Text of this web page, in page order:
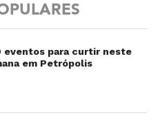
eventos para curtir neste
em Petrópolis